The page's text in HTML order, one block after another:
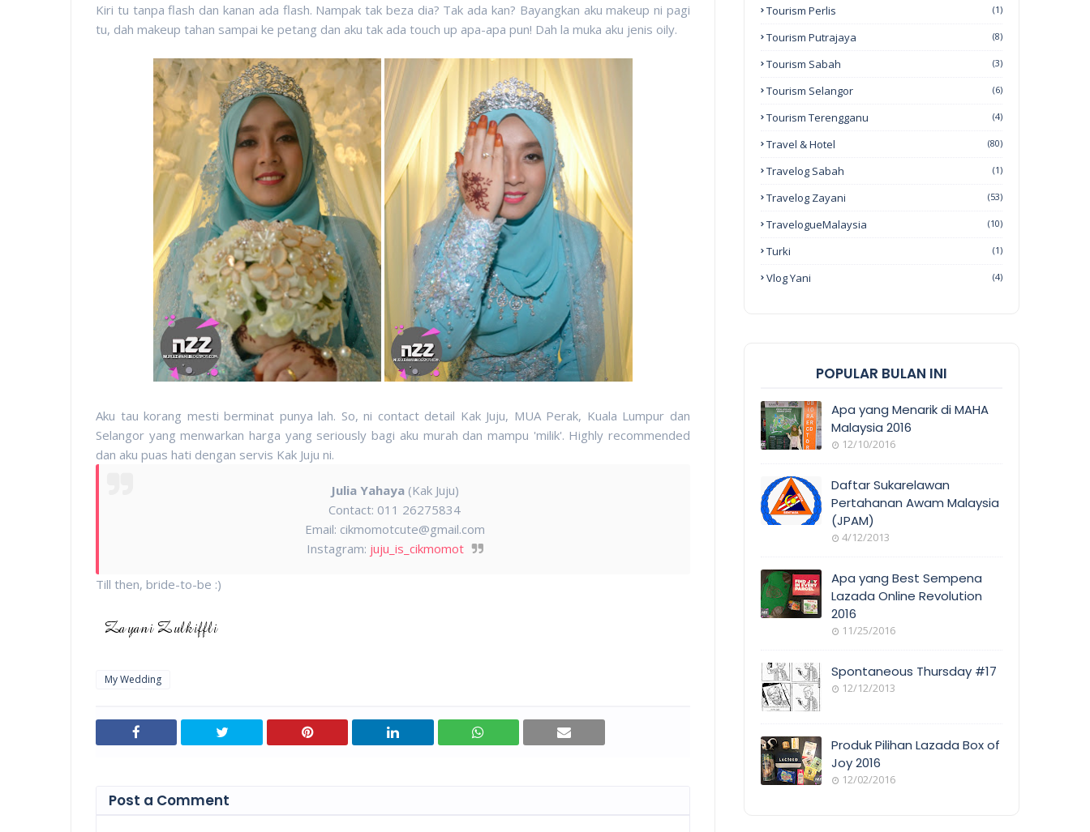
Kiri tu tanpa flash dan kanan ada flash. Nampak tak beza dia? Tak ada kan? Bayangkan aku makeup ni pagi
tu, dah makeup tahan sampai ke petang dan aku tak ada touch up apa-apa pun! Dah la muka aku jenis oily.
Aku tau korang mesti berminat punya lah. So, ni contact detail Kak Juju, MUA Perak, Kuala Lumpur dan
Selangor yang menwarkan harga yang seriously bagi aku murah dan mampu 'milik'. Highly recommended
dan aku puas hati dengan servis Kak Juju ni.
Julia Yahaya(Kak Juju)
Contact: 011 26275834
Email: cikmomotcute@gmail.com
Instagram: juju_is_cikmomot
Till then, bride-to-be :)
My Wedding
Post a Comment
Tourism Perlis (1)
Tourism Putrajaya (8)
Tourism Sabah (3)
Tourism Selangor (6)
Tourism Terengganu (4)
Travel & Hotel (80)
Travelog Sabah (1)
Travelog Zayani (53)
TravelogueMalaysia (10)
Turki (1)
Vlog Yani (4)
POPULAR BULAN INI
COVERAGE
Apa yang Menarik di MAHA
Malaysia 2016
12/10/2016
Daftar Sukarelawan
Pertahanan Awam Malaysia
(JPAM)
4/12/2013
Apa yang Best Sempena
Lazada Online Revolution
2016
11/25/2016
E
Spontaneous Thursday #17
12/12/2013
Produk Pilihan Lazada Box of
Joy 2016
12/02/2016